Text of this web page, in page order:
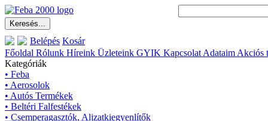
Belépés Kosár
Főoldal Rólunk Híreink Üzleteink GYIK Kapcsolat Adataim Akciós
Kategóriák
• Feba
• Aerosolok
• Autós Termékek
• Beltéri Falfestékek
• Csemperagasztók, Aljzatkiegyenlítők